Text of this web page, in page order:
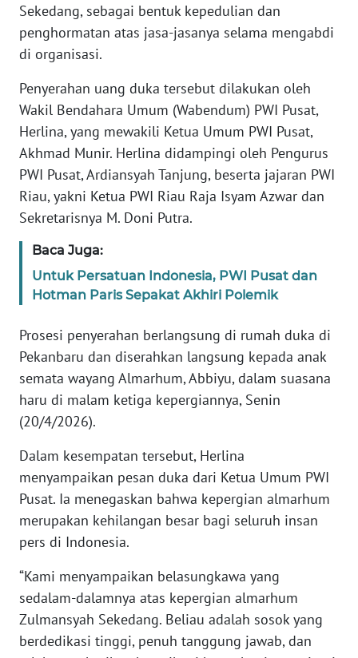
Sekedang, sebagai bentuk kepedulian dan
penghormatan atas jasa-jasanya selama mengabdi
di organisasi.
Penyerahan uang duka tersebut dilakukan oleh
Wakil Bendahara Umum (Wabendum) PWI Pusat,
Herlina, yang mewakili Ketua Umum PWI Pusat,
Akhmad Munir. Herlina didampingi oleh Pengurus
PWI Pusat, Ardiansyah Tanjung, beserta jajaran PWI
Riau, yakni Ketua PWI Riau Raja Isyam Azwar dan
Sekretarisnya M. Doni Putra.
Baca Juga:
Untuk Persatuan Indonesia, PWI Pusat dan
Hotman Paris Sepakat Akhiri Polemik
Prosesi penyerahan berlangsung di rumah duka di
Pekanbaru dan diserahkan langsung kepada anak
semata wayang Almarhum, Abbiyu, dalam suasana
haru di malam ketiga kepergiannya, Senin
(20/4/2026).
Dalam kesempatan tersebut, Herlina
menyampaikan pesan duka dari Ketua Umum PWI
Pusat. Ia menegaskan bahwa kepergian almarhum
merupakan kehilangan besar bagi seluruh insan
pers di Indonesia.
“Kami menyampaikan belasungkawa yang
sedalam-dalamnya atas kepergian almarhum
Zulmansyah Sekedang. Beliau adalah sosok yang
berdedikasi tinggi, penuh tanggung jawab, dan
BERITA
KONTAK
INFO
IKLAN
TENTANG
KAMI
MEDIA
SIBER
KARIR
DISCLAIMER
News
SUMUT
WN
WN
JABAR